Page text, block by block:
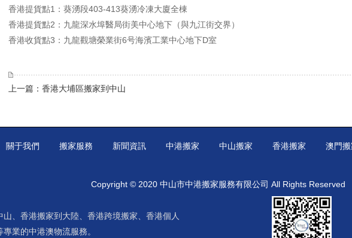
香港提貨點1：葵湧段403-413葵湧冷凍大廈全棟
香港提貨點2：九龍深水埠醫局街美中心地下（與九江街交界）
香港收貨點3：九龍觀塘榮業街6号海濱工業中心地下D室
上一篇：香港大埔區搬家到中山
關于我們 搬家服務 新聞資訊 中港搬家 中山搬家 香港搬家 澳門搬
Copyright © 2020 中山市中港搬家服務有限公司 All Rights Reserved
山 香港搬家到大陸 香港跨境搬家
香港個人
專業的中港澳物流服務。